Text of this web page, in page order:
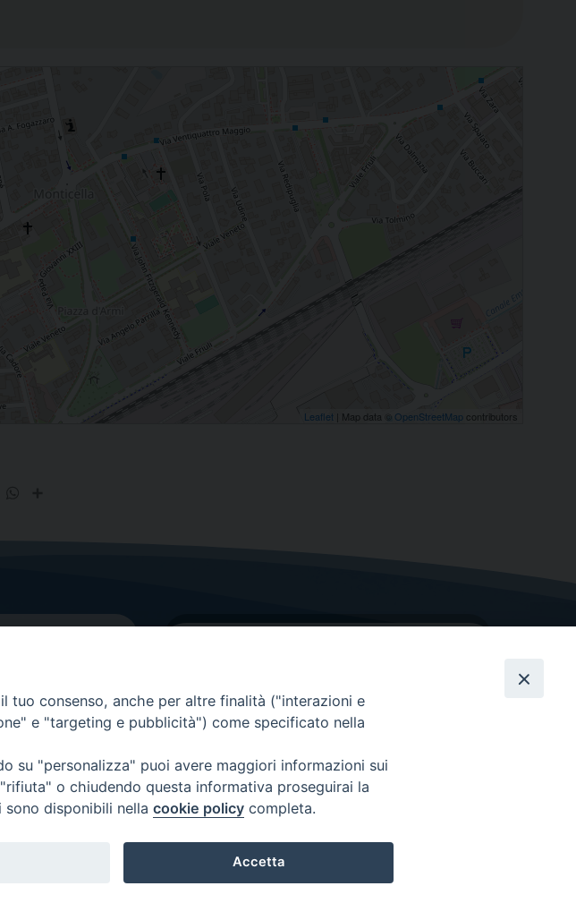
Leaflet | Map data © OpenStreetMap contributors
0438 948214 GRAZIE PER IL TUO AIUTO
Insieme per la Diocesi
consenso, anche per altre finalità ("interazioni e
e "targeting e pubblicità") come specificato nella
su "personalizza" puoi avere maggiori informazioni sui
o chiudendo questa informativa proseguirai la
disponibili nella cookie policy completa.
Accetta